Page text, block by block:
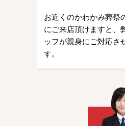
お近くのかわかみ葬祭
にご来店頂けますと、
ッフが親身にご対応さ
す。